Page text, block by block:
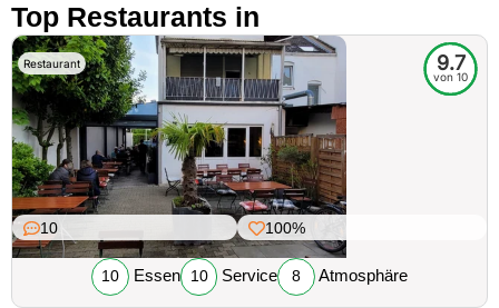
Top Restaurants in
Restaurant 9.7
von 10
10 100%
10 Essen 10 Service 8 Atmosphäre